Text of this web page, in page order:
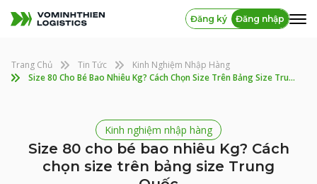
Đăng ký Đăng nhập
Trang Chủ Tin Tức
Kinh Nghiệm Nhập Hàng
Size 80 Cho Bé Bao Nhiêu Kg? Cách Chọn Size Trên Bảng Size Trung Quốc
Kinh nghiệm nhập hàng
Size 80 cho bé bao nhiêu Kg? Cách
chọn size trên bảng size Trung